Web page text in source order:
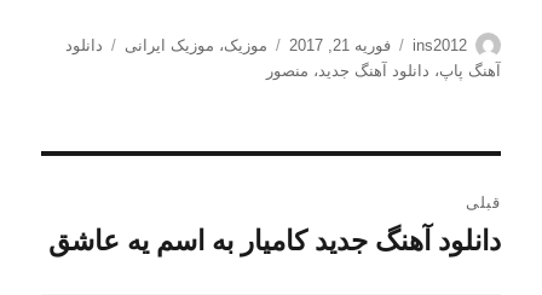
نویسنده
ins2012
ارسال
شده
فوریه 21, 2017 دسته‌ها
موزیک، موزیک ایرانی برچسب‌ها
دانلود
آهنگ پاپ، دانلود آهنگ جدید، منصور
نوشته
قبلی
نوشته
دانلود آهنگ جدید کامیار به اسم یه عاشق